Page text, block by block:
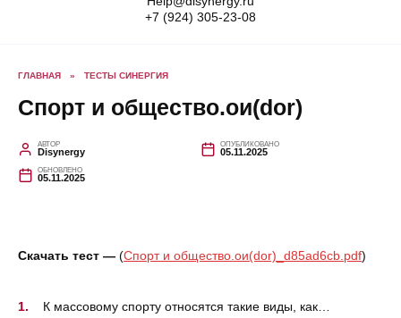
+7 (924) 305-23-08
ГЛАВНАЯ » ТЕСТЫ СИНЕРГИЯ
Спорт и общество.ои(dor)
АВТОР
Disynergy
ОПУБЛИКОВАНО
05.11.2025
ОБНОВЛЕНО
05.11.2025
Скачать тест — (Спорт и общество.ои(dor)_d85ad6cb.pdf)
К массовому спорту относятся такие виды, как…